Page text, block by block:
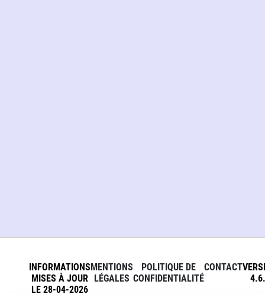
INFORMATIONS
MISES À JOUR
LE 28-04-2026
MENTIONS
LÉGALES
POLITIQUE DE
CONFIDENTIALITÉ
CONTACT